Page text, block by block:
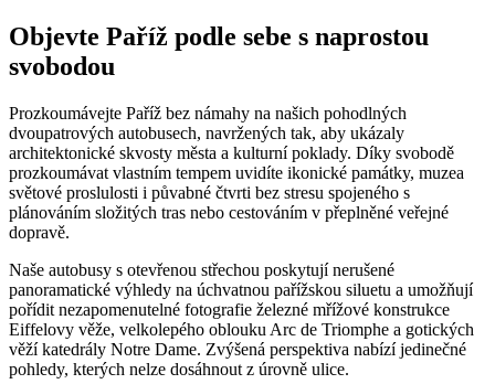
Objevte Paříž podle sebe s naprostou
svobodou
Prozkoumávejte Paříž bez námahy na našich pohodlných
dvoupatrových autobusech, navržených tak, aby ukázaly
architektonické skvosty města a kulturní poklady. Díky svobodě
prozkoumávat vlastním tempem uvidíte ikonické památky, muzea
světové proslulosti i půvabné čtvrti bez stresu spojeného s
plánováním složitých tras nebo cestováním v přeplněné veřejné
dopravě.
Naše autobusy s otevřenou střechou poskytují nerušené
panoramatické výhledy na úchvatnou pařížskou siluetu a umožňují
pořídit nezapomenutelné fotografie železné mřížové konstrukce
Eiffelovy věže, velkolepého oblouku Arc de Triomphe a gotických
věží katedrály Notre Dame. Zvýšená perspektiva nabízí jedinečné
pohledy, kterých nelze dosáhnout z úrovně ulice.